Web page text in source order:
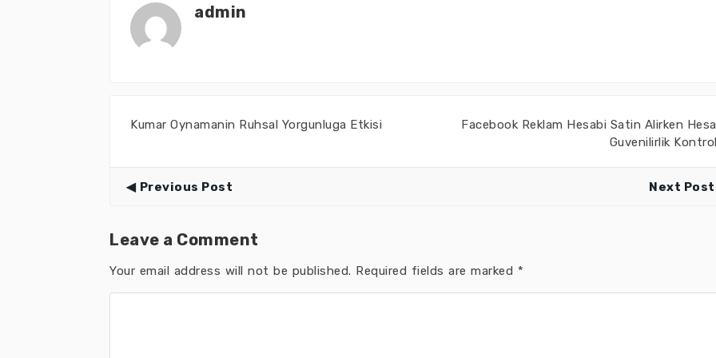
admin
Kumar Oynamanin Ruhsal Yorgunluga Etkisi
Facebook Reklam Hesabi Satin Alirken
Guvenilirlik
Previous Post Next Post
Leave a Comment
Your email address will not be published. Required fields are marked *